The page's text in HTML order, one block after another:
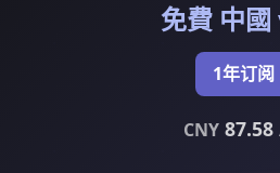
免費 中
1年订阅
CNY87.58